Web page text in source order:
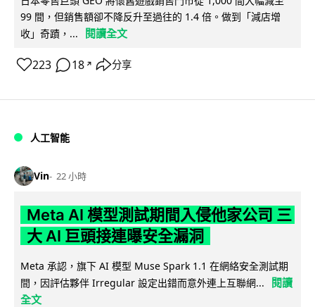
99 間，但銷售額卻不降反升至過往的 1.4 倍。做到「減店增
收」奇蹟，...
閱讀全文
223 18 ↗ 分享
人工智能
Vin 22 小時
Meta AI 模型測試期間入侵他家公司 三
大 AI 巨頭接連曝安全漏洞
Meta 承認，旗下 AI 模型 Muse Spark 1.1 在網絡安全測試期
間，因評估夥伴 Irregular 設定出錯而意外連上互聯網...
閱讀
全文